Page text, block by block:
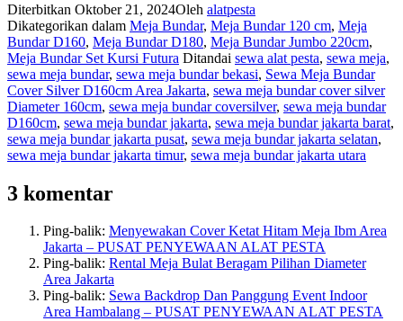
Diterbitkan Oktober 21, 2024Oleh alatpesta
Dikategorikan dalam Meja Bundar, Meja Bundar 120 cm, Meja
Bundar D160, Meja Bundar D180, Meja Bundar Jumbo 220cm,
Meja Bundar Set Kursi Futura Ditandai sewa alat pesta, sewa meja,
sewa meja bundar, sewa meja bundar bekasi, Sewa Meja Bundar
Cover Silver D160cm Area Jakarta, sewa meja bundar cover silver
Diameter 160cm, sewa meja bundar coversilver, sewa meja bundar
D160cm, sewa meja bundar jakarta, sewa meja bundar jakarta barat,
sewa meja bundar jakarta pusat, sewa meja bundar jakarta selatan,
sewa meja bundar jakarta timur, sewa meja bundar jakarta utara
3 komentar
Ping-balik: Menyewakan Cover Ketat Hitam Meja Ibm Area
Jakarta – PUSAT PENYEWAAN ALAT PESTA
Ping-balik: Rental Meja Bulat Beragam Pilihan Diameter
Area Jakarta
Ping-balik: Sewa Backdrop Dan Panggung Event Indoor
Area Hambalang – PUSAT PENYEWAAN ALAT PESTA